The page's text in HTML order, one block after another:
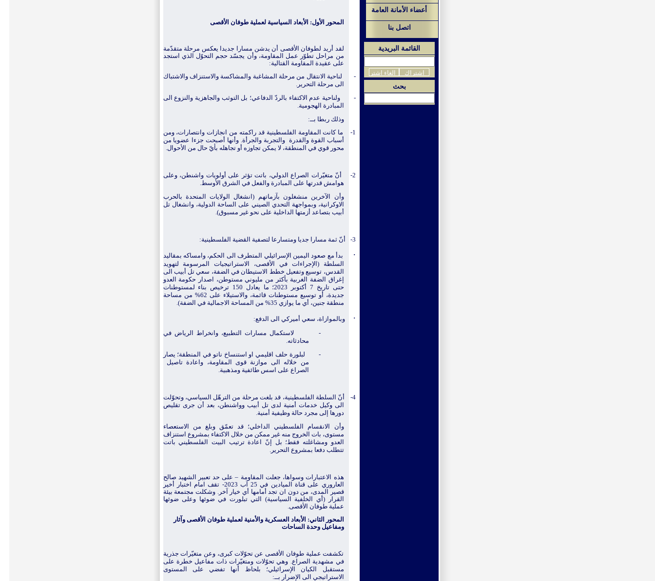
أعضاء الأمانة العامة
اتصل بنا
القائمة البريدية
بحث
المحور الأول: الأبعاد السياسية لعملية طوفان الأقصى
لقد أريد لطوفان الأقصى أن يدشن مسارا جديدا يعكس مرحلة متقدّمة
من مراحل تطوّر عمل المقاومة، وأن يجسّد حجم التحوّل الذي استجد
على عقيدة المقاومة القتالية:
-
لناحية الانتقال من مرحلة المشاغبة والمشاكسة والاستنزاف والاشتباك
الى مرحلة التحرير.
-
ولناحية عدم الاكتفاء بالردّ الدفاعي؛ بل التوثب والجاهزية والنزوع الى
المبادرة الهجومية.
وذلك ربطا بــ:
1-
ما كانت المقاومة الفلسطينية قد راكمته من انجازات وانتصارات، ومن
أسباب القوة والقدرة
والتجربة والجرأة. وأنها أصبحت جزءا عضويا من
محور قوي في المنطقة، لا يمكن تجاوزه أو تجاهله بأيّ حال من الأحوال.
2-
أنّ متغيّرات الصراع الدولي، باتت تؤثر على أولويات واشنطن، وعلى
هوامش قدرتها على المبادرة والفعل في الشرق الأوسط.
وأن الآخرين منشغلون بآزماتهم (انشغال الولايات المتحدة بالحرب
الاوكرانية، وبمواجهة التحدي الصيني على الساحة الدولية، وانشغال تل
أبيب بتصاعد أزمتها الداخلية على نحو غير مسبوق).
3- أنّ ثمة مسارا جديا ومتسارعا لتصفية القضية الفلسطينية:
·
بدأ مع صعود اليمين الإسرائيلي المتطرف الى الحكم، وامساكه بمقاليد
السلطة (الإجراءات في الأقصى، الاستراتيجيات المرسومة لتهويد
القدس، توسيع وتفعيل خطط الاستيطان في الضفة، سعي تل أبيب الى
إغراق الضفة الغربية بأكثر من مليوني مستوطن، اصدار حكومة العدو
حتى تاريخ 7 أكتوبر 2023؛ ما يعادل 150 ترخيص بناء لمستوطنات
جديدة، أو توسيع مستوطنات قائمة، والاستيلاء على 62% من مساحة
منطقة جنين، أي ما يوازي 35% من المساحة الاجمالية في الضفة).
·
وبالموازاة، سعي أميركي الى الدفع:
-
لاستكمال مسارات التطبيع، وانخراط الرياض في
محادثاته.
-
لبلورة حلف اقليمي او استنساخ ناتو في المنطقة؛ يصار
من خلاله الى موازنة قوى المقاومة، واعادة تاصيل
الصراع على اسس طائفية ومذهبية.
4-
أنّ السلطة الفلسطينية، قد بلغت مرحلة من الترهّل السياسي، وتحوّلت
الى وكيل خدمات أمنية لدى تل أبيب وواشنطن، بعد أن جرى تقليص
دورها إلى مجرد حالة وظيفية أمنية.
وأن الانقسام الفلسطيني الداخلي؛ قد تعمّق وبلغ من الاستعصاء
مستوى، بات الخروج منه غير ممكن من خلال الاكتفاء بمشروع استنزاف
العدو ومشاغلته فقط؛ بل إنّ اعادة ترتيب البيت الفلسطيني باتت
تتطلب دفعا بمشروع التحرير.
هذه الاعتبارات وسواها، جعلت المقاومة – على حد تعبير الشهيد صالح
العاروري على قناة الميادين في 25 آب 2023- تقف امام اختبار أخير
قصير المدى، من دون ان تجد أمامها أي خيار آخر.وشكلت مجتمعة بيئة
القرار (أي الخلفية السياسية) التي تبلورت في ضوئها وعلى ضوئها
عملية طوفان الأقصى.
المحور الثاني: الأبعاد العسكرية والأمنية لعملية طوفان الأقصى وآثار
ومفاعيل وحدة الساحات
تكشفت عملية طوفان الأقصى عن تحوّلات كبرى، وعن متغيّرات جذرية
في مشهدية الصراع. وهي تحوّلات ومتغيّرات ذات مفاعيل خطرة على
مستقبل الكيان الإسرائيلي؛ بلحاظ أنها تفضي على المستوى
الاستراتيجي الى الإضرار بــ: